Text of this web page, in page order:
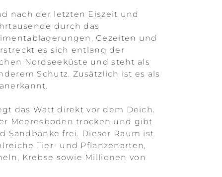
nach der letzten Eiszeit und
durch das
Gezeiten und
es sich entlang der
Nordseeküste und steht als
Schutz. Zusätzlich ist es als
das Watt direkt vor dem Deich.
Meeresboden trocken und gibt
Sandbänke frei. Dieser Raum ist
Tier- und Pflanzenarten,
Krebse sowie Millionen von